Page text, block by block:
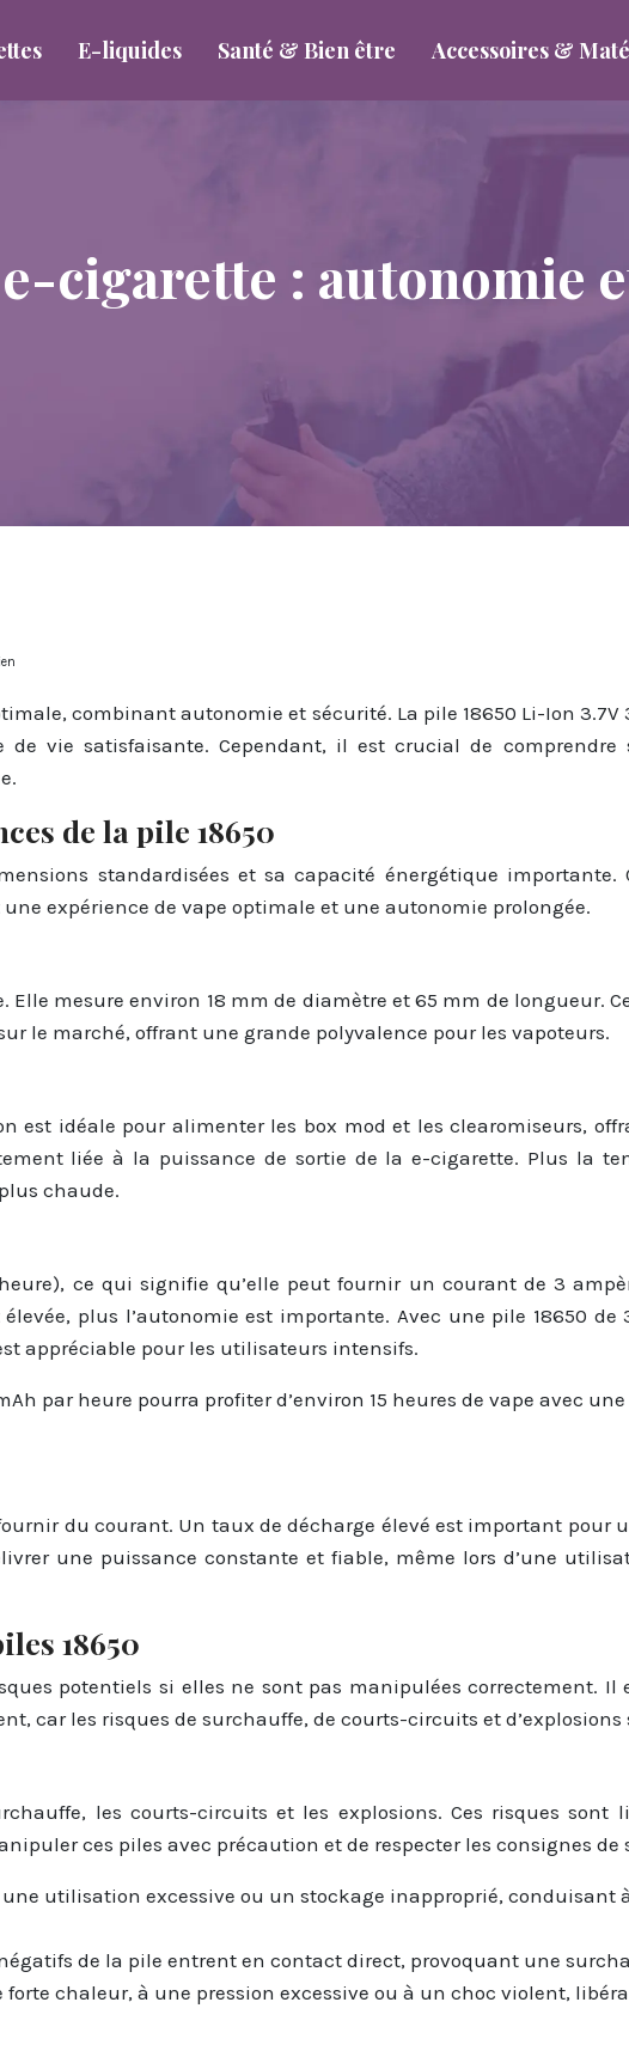
E-liquides Santé & Bien être Accessoires &
cigarette : autonomie
combinant autonomie et sécurité. La pile 18650 Li-Ion
vie satisfaisante. Cependant, il est crucial de comprendre
de la pile 18650
standardisées et sa capacité énergétique
expérience de vape optimale et une autonomie prolongée.
mesure environ 18 mm de diamètre et 65 mm de longueur.
le marché, offrant une grande polyvalence pour les vapoteurs.
est idéale pour alimenter les box mod et les clearomiseurs,
liée à la puissance de sortie de la e-cigarette. Plus la
chaude.
ce qui signifie qu’elle peut fournir un courant de 3
plus l’autonomie est importante. Avec une pile 18650
appréciable pour les utilisateurs intensifs.
par heure pourra profiter d’environ 15 heures de vape avec
du courant. Un taux de décharge élevé est important pour
une puissance constante et fiable, même lors d’une
18650
potentiels si elles ne sont pas manipulées correctement.
car les risques de surchauffe, de courts-circuits et d’explosions
les courts-circuits et les explosions. Ces risques
ces piles avec précaution et de respecter les consignes
utilisation excessive ou un stockage inapproprié,
de la pile entrent en contact direct, provoquant une
chaleur, à une pression excessive ou à un choc violent,